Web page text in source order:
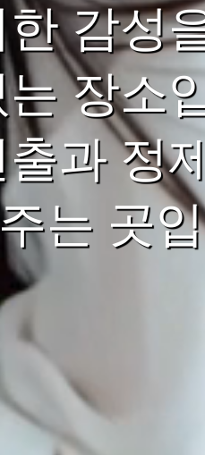
감성
장소
과 정
는 곳